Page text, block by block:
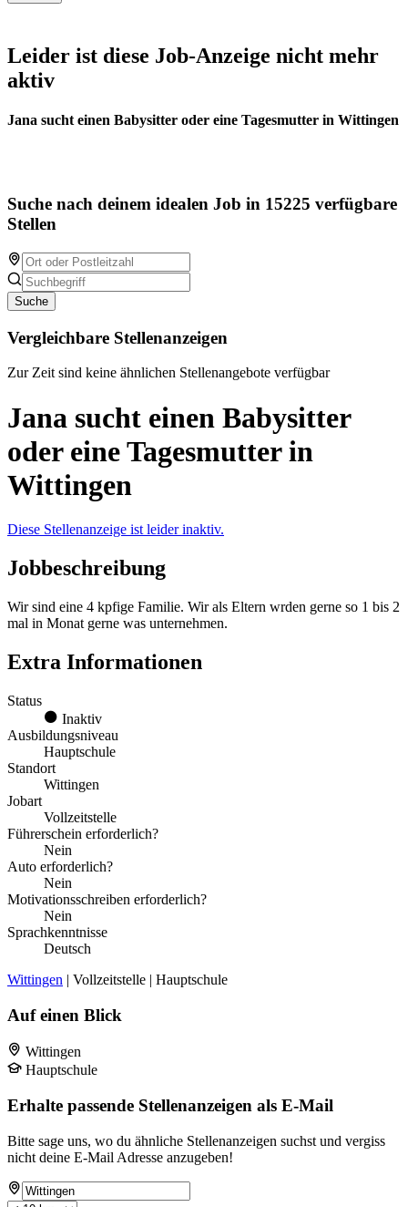
Leider ist diese Job-Anzeige nicht mehr
aktiv
Jana sucht einen Babysitter oder eine Tagesmutter in Wittingen
Suche nach deinem idealen Job in 15225 verfügbare
Stellen
Suche
Vergleichbare Stellenanzeigen
Zur Zeit sind keine ähnlichen Stellenangebote verfügbar
Jana sucht einen Babysitter
oder eine Tagesmutter in
Wittingen
Diese Stellenanzeige ist leider inaktiv.
Jobbeschreibung
Wir sind eine 4 kpfige Familie. Wir als Eltern wrden gerne so 1 bis 2
mal in Monat gerne was unternehmen.
Extra Informationen
Status
Inaktiv
Ausbildungsniveau
Hauptschule
Standort
Wittingen
Jobart
Vollzeitstelle
Führerschein erforderlich?
Nein
Auto erforderlich?
Nein
Motivationsschreiben erforderlich?
Nein
Sprachkenntnisse
Deutsch
Wittingen | Vollzeitstelle | Hauptschule
Auf einen Blick
Wittingen
Hauptschule
Erhalte passende Stellenanzeigen als E-Mail
Bitte sage uns, wo du ähnliche Stellenanzeigen suchst und vergiss
nicht deine E-Mail Adresse anzugeben!